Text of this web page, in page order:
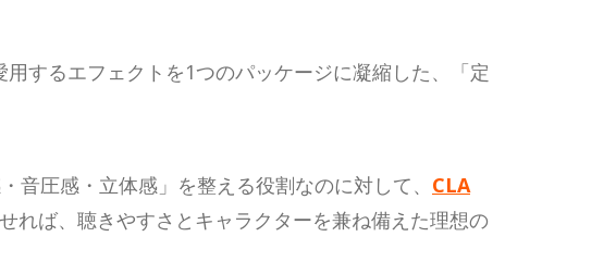
するエフェクトを1つのパッケージに凝縮した、「定
音圧感・立体感」を整える役割なのに対して、 CLA
れば、聴きやすさとキャラクターを兼ね備えた理想の